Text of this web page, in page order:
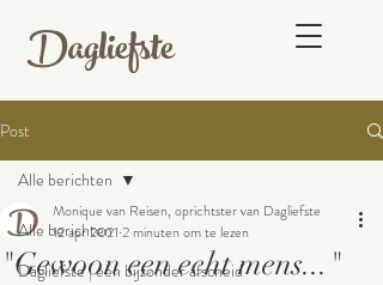
Dagliefste
Post
Alle berichten
Dagliefste | een bijzonder afscheid
Alle berichten
"Gewoon een echt mens..."
Monique van Reisen, oprichtster van Dagliefste
12 apr 2021 2 minuten om te lezen